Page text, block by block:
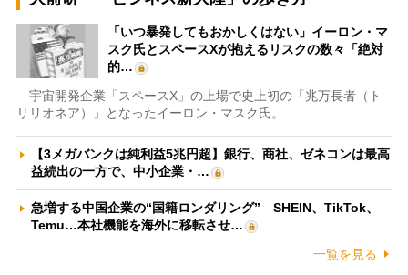
「いつ暴発してもおかしくはない」イーロン・マ
スク氏とスペースXが抱えるリスクの数々「絶対
的…
宇宙開発企業「スペースX」の上場で史上初の「兆万長者（ト
リリオネア）」となったイーロン・マスク氏。…
【3メガバンクは純利益5兆円超】銀行、商社、ゼネコンは最高
益続出の一方で、中小企業・…
急増する中国企業の“国籍ロンダリング” SHEIN、TikTok、
Temu…本社機能を海外に移転させ…
一覧を見る